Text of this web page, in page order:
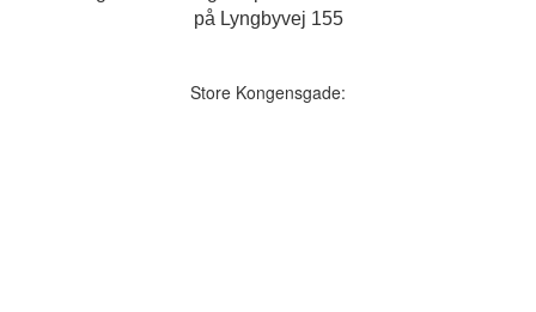
på Lyngbyvej 155
Store Kongensgade: